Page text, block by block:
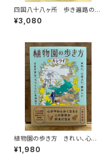
四国八十八ヶ所 歩き遍路のた
めの完全ガイド
¥3,080
植物園の歩き方 きれい、心地
よい、愛おしい さまざまな「うつ
くしい」を求めて
¥1,980